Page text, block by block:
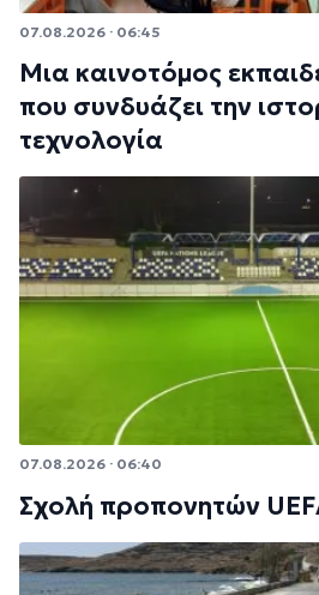
07.08.2026 · 06:45
Μια καινοτόμος
που συνδυάζει την
τεχνολογία
07.08.2026 · 06:40
Σχολή προπονητών